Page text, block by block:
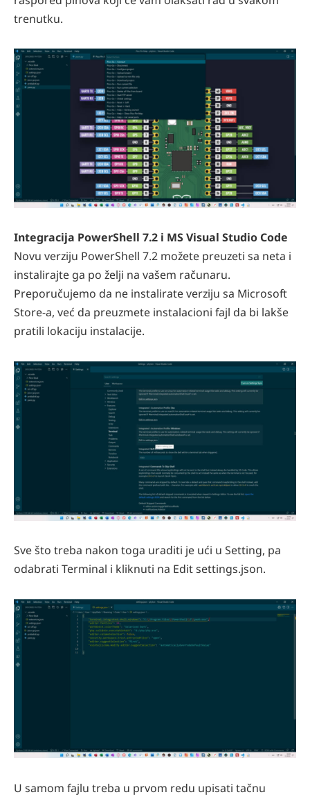
trenutku.
Integracija PowerShell 7.2 i MS Visual Studio Code
Novu verziju PowerShell 7.2 možete preuzeti sa neta i
instalirajte ga po želji na vašem računaru.
Preporučujemo da ne instalirate verziju sa Microsoft
Store-a, već da preuzmete instalacioni fajl da bi lakše
pratili lokaciju instalacije.
Sve što treba nakon toga uraditi je ući u Setting, pa
odabrati Terminal i kliknuti na Edit settings.json.
U samom fajlu treba u prvom redu upisati tačnu